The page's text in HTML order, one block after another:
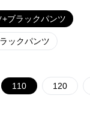
ブラックパンツ
ックパンツ
110 120